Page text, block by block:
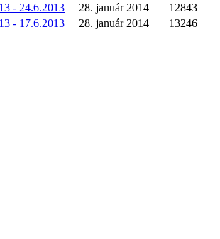
- 24.6.2013
28. január 2014
12843
- 17.6.2013
28. január 2014 13246